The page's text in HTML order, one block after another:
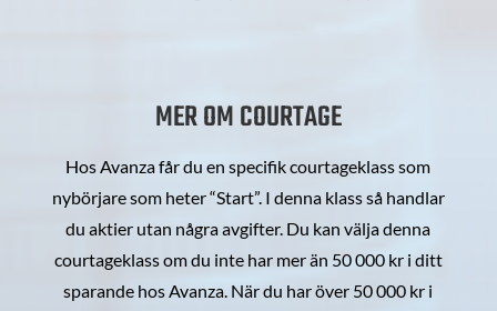
MER OM COURTAGE
Hos Avanza får du en specifik courtageklass som
nybörjare som heter “Start”. I denna klass så handlar
du aktier utan några avgifter. Du kan välja denna
courtageklass om du inte har mer än 50 000 kr i ditt
sparande hos Avanza. När du har över 50 000 kr i